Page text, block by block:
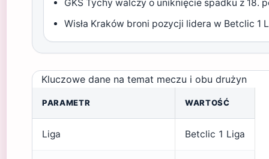
GKS Tychy walczy o uniknięcie spadku z 18.
Wisła Kraków broni pozycji lidera w Betclic 1
Kluczowe dane na temat meczu i obu drużyn
PARAMETR WARTOŚĆ
Liga Betclic 1 Liga